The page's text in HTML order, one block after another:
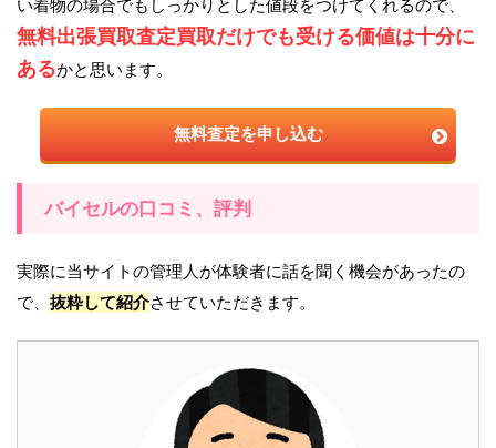
い着物の場合でもしっかりとした値段をつけてくれるので、
無料出張買取査定買取だけでも受ける価値は十分に
あるかと思います。
無料査定を申し込む
バイセルの口コミ、評判
実際に当サイトの管理人が体験者に話を聞く機会があったの
で、 抜粋して紹介させていただきます。